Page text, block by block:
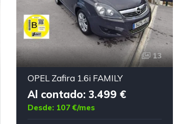
13
OPEL Zafira 1.6i FAMILY
Al contado: 3.499 €
Desde: 107 €/mes